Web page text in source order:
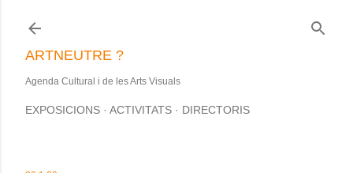
ARTNEUTRE ?
Agenda Cultural i de les Arts Visuals
EXPOSICIONS ACTIVITATS DIRECTORIS